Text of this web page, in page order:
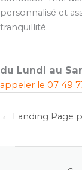
personnalisé et
tranquillité.
du Lundi au
appeler le 07 49
← Landing Page